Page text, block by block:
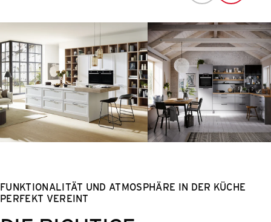
FUNKTIONALITÄT UND ATMOSPHÄRE IN DER KÜCHE
PERFEKT VEREINT